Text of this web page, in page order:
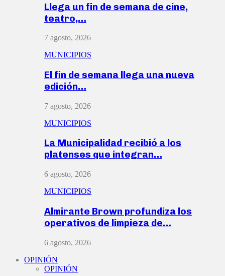
Llega un fin de semana de cine,
teatro,…
7 agosto, 2026
MUNICIPIOS
El fin de semana llega una nueva
edición…
7 agosto, 2026
MUNICIPIOS
La Municipalidad recibió a los
platenses que integran…
6 agosto, 2026
MUNICIPIOS
Almirante Brown profundiza los
operativos de limpieza de…
6 agosto, 2026
OPINIÓN
OPINIÓN